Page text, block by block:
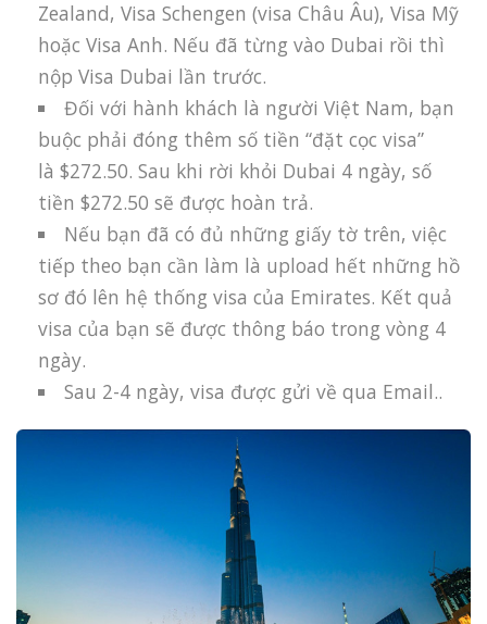
Zealand, Visa Schengen (visa Châu Âu), Visa Mỹ
hoặc Visa Anh. Nếu đã từng vào Dubai rồi thì
nộp Visa Dubai lần trước.
Đối với hành khách là người Việt Nam, bạn
buộc phải đóng thêm số tiền “đặt cọc visa”
là $272.50. Sau khi rời khỏi Dubai 4 ngày, số
tiền $272.50 sẽ được hoàn trả.
Nếu bạn đã có đủ những giấy tờ trên, việc
tiếp theo bạn cần làm là upload hết những hồ
sơ đó lên hệ thống visa của Emirates. Kết quả
visa của bạn sẽ được thông báo trong vòng 4
ngày.
Sau 2-4 ngày, visa được gửi về qua Email..